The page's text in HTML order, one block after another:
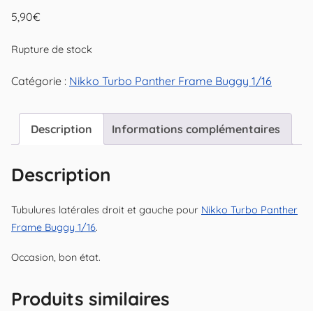
5,90€
Rupture de stock
Catégorie : Nikko Turbo Panther Frame Buggy 1/16
Description Informations complémentaires
Description
Tubulures latérales droit et gauche pour Nikko Turbo Panther
Frame Buggy 1/16.
Occasion, bon état.
Produits similaires